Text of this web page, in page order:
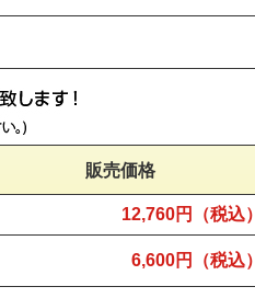
販売価格
12,760円（税込）
6,600円（税込）